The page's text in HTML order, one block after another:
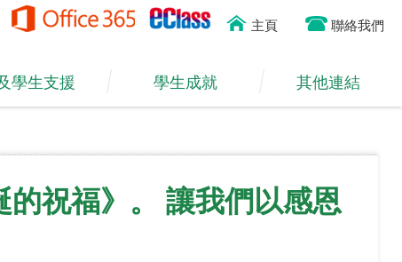
主頁 聯絡我們
學生支援 學生成就 其他連結
的祝福》。 讓我們以感恩